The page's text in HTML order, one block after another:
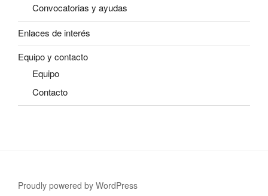
Convocatorias y ayudas
Enlaces de interés
Equipo y contacto
Equipo
Contacto
Proudly powered by WordPress